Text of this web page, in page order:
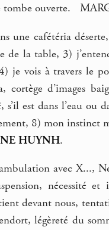
tombe ouverte.
une cafétéria
de la table, 3)
je vois à travers le
cortège d’images
s’il est dans l’eau ou
8) mon instinct
HUYNH.
avec X...,
nécessité
devant nous,
légèreté du